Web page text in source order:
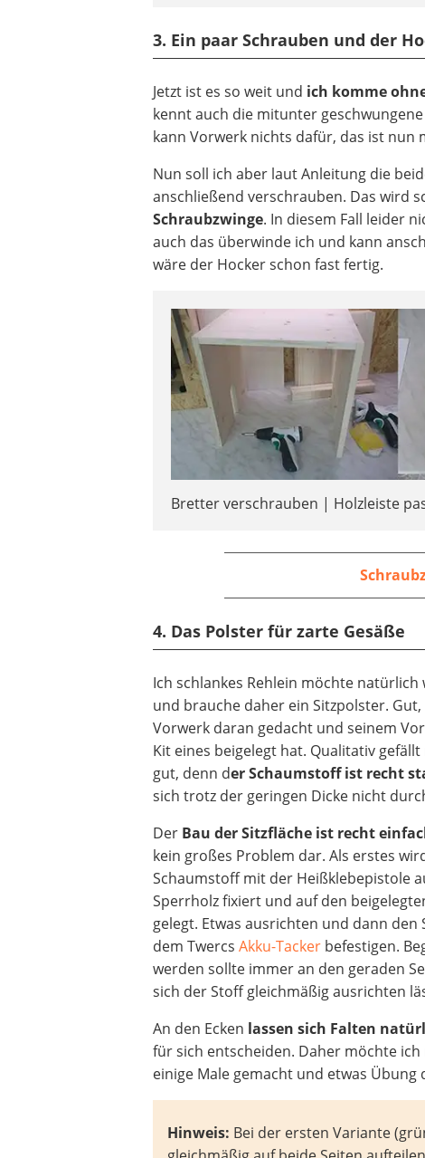
3. Ein paar Schrauben und der
Jetzt ist es so weit und ich komme
kennt auch die mitunter
kann Vorwerk nichts dafür, das ist nun
Nun soll ich aber laut Anleitung die
anschließend verschrauben. Das wird
Schraubzwinge. In diesem Fall leider
auch das überwinde ich und kann
wäre der Hocker schon fast fertig.
Bretter verschrauben | Holzleiste
4. Das Polster für zarte Gesäße
Ich schlankes Rehlein möchte natürlich
und brauche daher ein Sitzpolster. Gut,
Vorwerk daran gedacht und seinem
Kit eines beigelegt hat. Qualitativ
gut, denn der Schaumstoff ist recht
sich trotz der geringen Dicke nicht
Der Bau der Sitzfläche ist recht
kein großes Problem dar. Als erstes
Schaumstoff mit der Heißklebepistole
Sperrholz fixiert und auf den
gelegt. Etwas ausrichten und dann den
dem TwercsAkku-Tacker befestigen.
werden sollte immer an den geraden
sich der Stoff gleichmäßig ausrichten
An den Ecken lassen sich Falten
für sich entscheiden. Daher möchte
einige Male gemacht und etwas Übung
Hinweis: Bei der ersten Variante